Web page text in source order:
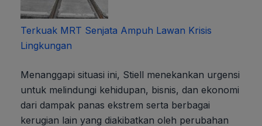
Terkuak MRT Senjata Ampuh Lawan Krisis
Lingkungan
Menanggapi situasi ini, Stiell menekankan urgensi
untuk melindungi kehidupan, bisnis, dan ekonomi
dari dampak panas ekstrem serta berbagai
kerugian lain yang diakibatkan oleh perubahan